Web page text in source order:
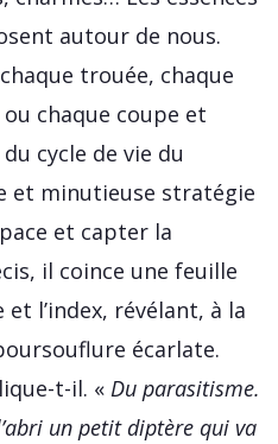
autour de nous.
trouée, chaque
chaque coupe et
cycle de vie du
et minutieuse stratégie
et capter la
il coince une feuille
l’index, révélant, à la
écarlate.
t-il. « Du parasitisme.
un petit diptère qui va